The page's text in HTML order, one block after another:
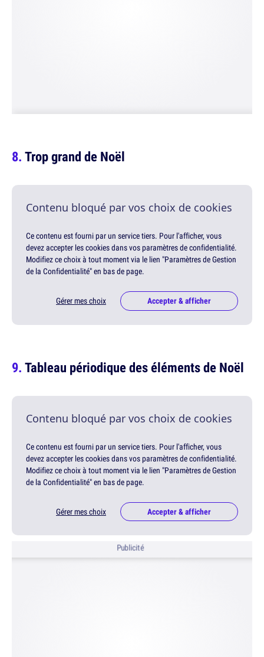
Trop grand de Noël
Contenu bloqué par vos choix de cookies
Ce contenu est fourni par un service tiers. Pour l'afficher, vous
devez accepter les cookies dans vos paramètres de confidentialité.
Modifiez ce choix à tout moment via le lien "Paramètres de Gestion
de la Confidentialité" en bas de page.
Gérer mes choix Accepter & afficher
Tableau périodique des éléments de Noël
Contenu bloqué par vos choix de cookies
Ce contenu est fourni par un service tiers. Pour l'afficher, vous
devez accepter les cookies dans vos paramètres de confidentialité.
Modifiez ce choix à tout moment via le lien "Paramètres de Gestion
de la Confidentialité" en bas de page.
Gérer mes choix Accepter & afficher
Publicité